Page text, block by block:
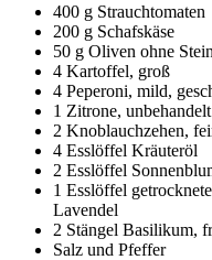
400 g Strauchtomaten
200 g Schafskäse
50 g Oliven ohne Stein
4 Kartoffel, groß
4 Peperoni, mild,
1 Zitrone, unbehandelt
2 Knoblauchzehen,
4 Esslöffel Kräuteröl
2 Esslöffel
1 Esslöffel
Lavendel
2 Stängel Basilikum,
Salz und Pfeffer